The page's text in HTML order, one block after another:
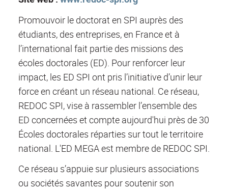
Promouvoir le doctorat en SPI auprès des
étudiants, des entreprises, en France et à
l’international fait partie des missions des
écoles doctorales (ED). Pour renforcer leur
impact, les ED SPI ont pris l’initiative d’unir leur
force en créant un réseau national. Ce réseau,
REDOC SPI, vise à rassembler l’ensemble des
ED concernées et compte aujourd'hui près de 30
Écoles doctorales réparties sur tout le territoire
national. L'ED MEGA est membre de REDOC SPI.
Ce réseau s’appuie sur plusieurs associations
ou sociétés savantes pour soutenir son